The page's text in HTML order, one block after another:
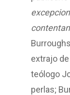
extrajo
teólogo
perlas;